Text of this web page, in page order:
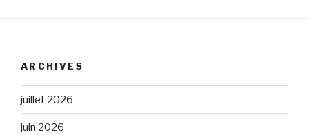
ARCHIVES
juillet 2026
juin 2026